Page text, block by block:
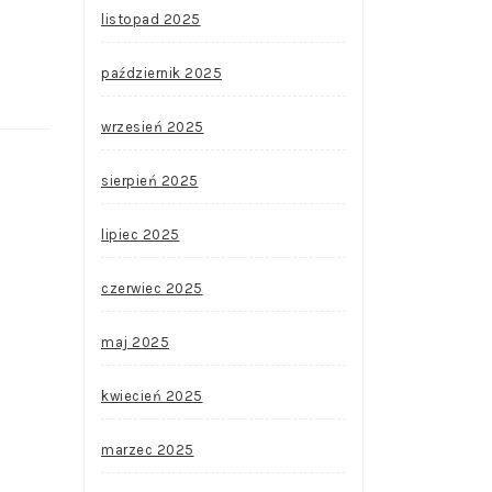
listopad 2025
październik 2025
wrzesień 2025
sierpień 2025
lipiec 2025
czerwiec 2025
maj 2025
kwiecień 2025
marzec 2025